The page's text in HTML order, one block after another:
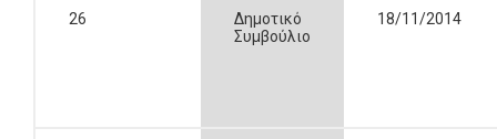
26
Δημοτικό
Συμβούλιο
18/11/2014